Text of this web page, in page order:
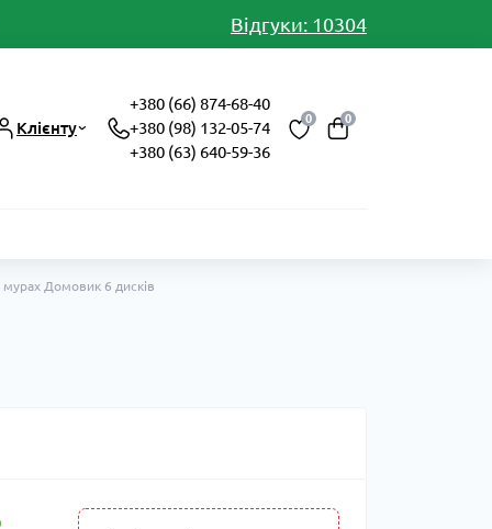
Відгуки: 10304
Клієнту
+380 (66) 874-68-40
+380 (98) 132-05-74
+380 (63) 640-59-36
0 0
мурах Домовик 6 дисків